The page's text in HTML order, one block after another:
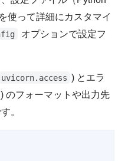
使って詳細にカスタマイ
オプションで設定フ
uvicorn.access ) とエラ
) のフォーマットや出力先
。